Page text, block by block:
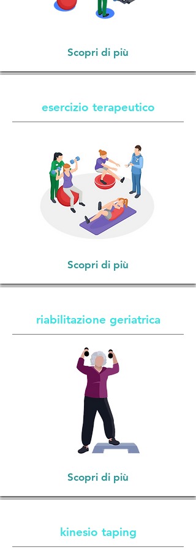
Scopri di più
esercizio terapeutico
Scopri di più
riabilitazione geriatrica
Scopri di più
kinesio taping